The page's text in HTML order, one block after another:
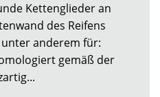
Kettenglieder an
des Reifens
anderem für:
gemäß der